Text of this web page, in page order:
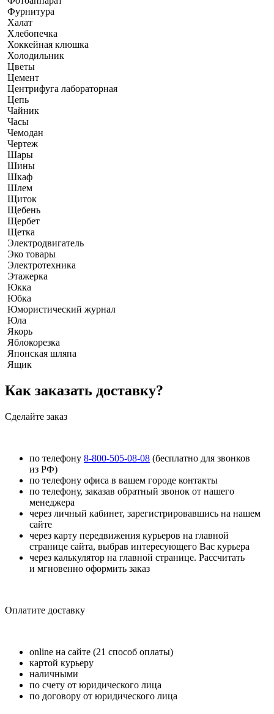
Фурнитура
Халат
Хлебопечка
Хоккейная клюшка
Холодильник
Цветы
Цемент
Центрифуга лабораторная
Цепь
Чайник
Часы
Чемодан
Чертеж
Шары
Шины
Шкаф
Шлем
Щиток
Щебень
Щербет
Щетка
Электродвигатель
Эко товары
Электротехника
Этажерка
Юкка
Юбка
Юмористический журнал
Юла
Якорь
Яблокорезка
Японская шляпа
Ящик
Как заказать доставку?
Сделайте заказ
по телефону 8-800-505-08-08 (бесплатно для звонков
из РФ)
по телефону офиса в вашем городе контакты
по телефону, заказав обратный звонок от нашего
менеджера
через личный кабинет, зарегистрировавшись на нашем
сайте
через карту передвижения курьеров на главной
странице сайта, выбрав интересующего Вас курьера
через калькулятор на главной странице. Рассчитать
и мгновенно оформить заказ
Оплатите доставку
online на сайте (21 способ оплаты)
картой курьеру
наличными
по счету от юридического лица
по договору от юридического лица